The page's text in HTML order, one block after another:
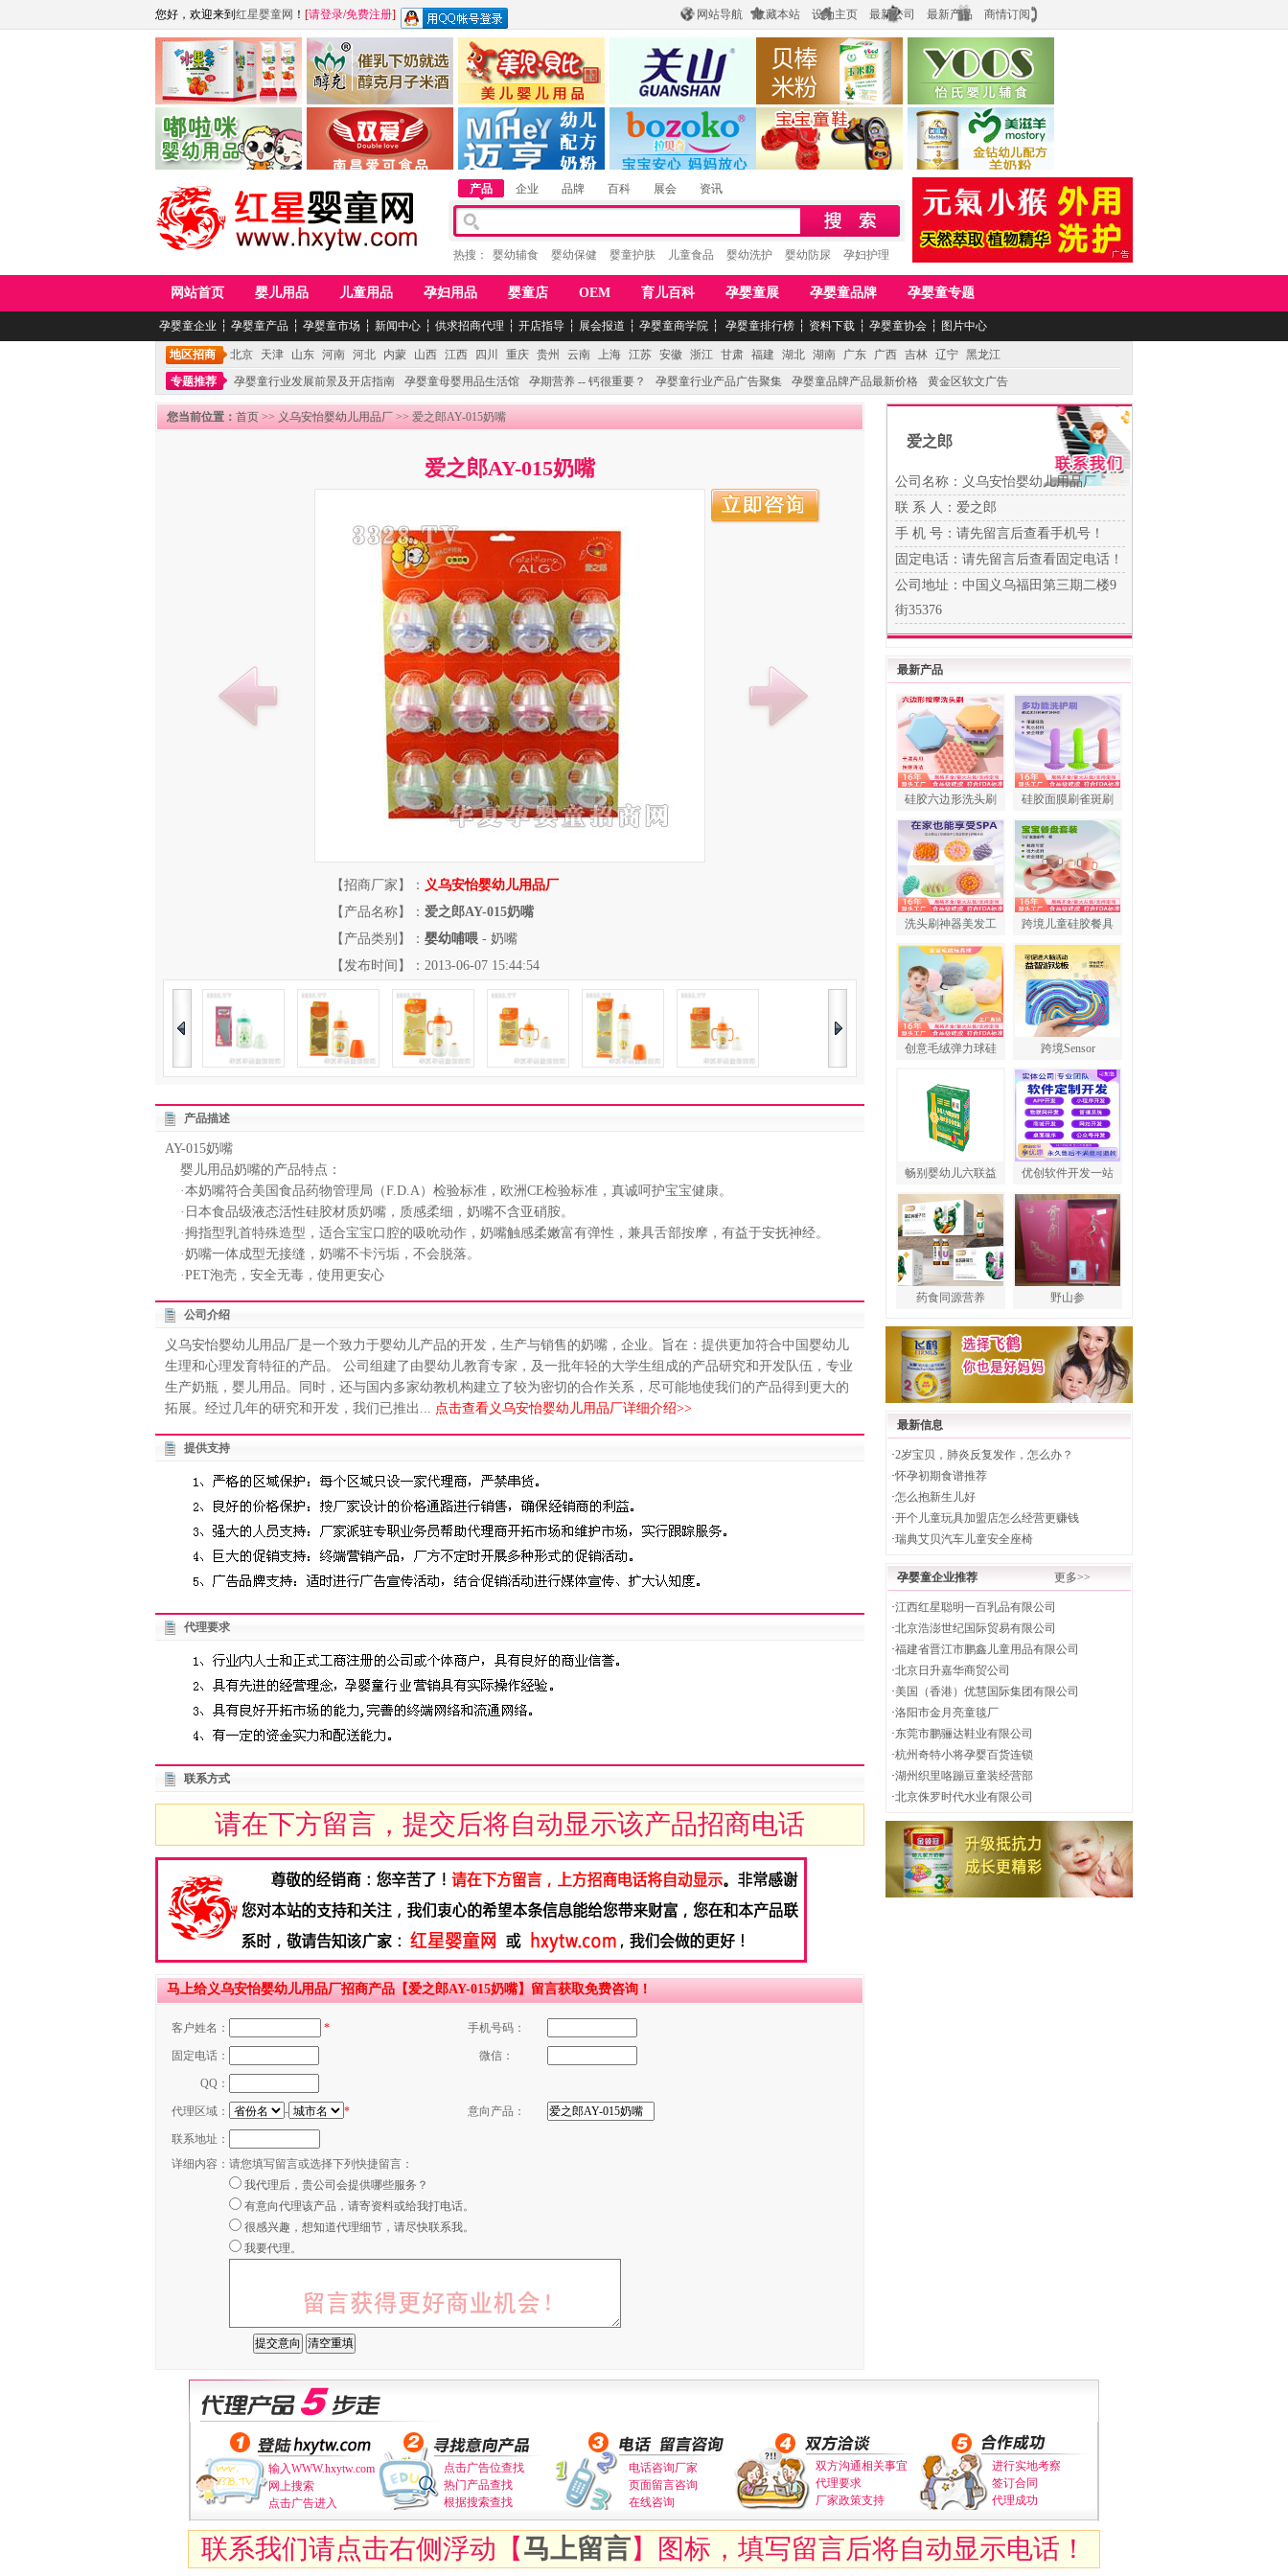
网站导航 收藏本站 设为主页 最新公司 最新产品 商情订阅
您好，欢迎来到 红星婴童网 ！ [请登录/免费注册]
江西麦嘟嘟食品有限公司
青岛嘟啦咪婴幼儿用品公司
江西醇之客月子米酒 惠州市美儿婴儿用品公司
湖南迈亨母婴用品有限公司
陕西关山乳业有限公司
香港欧嘻高婴童用品公司
江西贝棒儿童食品 上海怡氏食品科技有限公司
湖南美滋生物科技有限公司
产品 企业 品牌 百科 展会 资讯
热搜： 婴幼辅食 婴幼保健 婴童护肤 儿童食品 婴幼洗护 婴幼防尿 孕妇护理
网站首页 婴儿用品 儿童用品 孕妇用品 婴童店 OEM 育儿百科 孕婴童展 孕婴童品牌 孕婴童专题
孕婴童企业 ┆ 孕婴童产品 ┆ 孕婴童市场 ┆ 新闻中心 ┆ 供求招商代理 ┆ 开店指导 ┆ 展会报道 ┆ 孕婴童商学院 ┆ 孕婴童排行榜 ┆ 资料下载 ┆ 孕婴童协会 ┆ 图片中心
地区招商 北京 天津 山东 河南 河北 内蒙 山西 江西 四川 重庆 贵州 云南 上海 江苏 安徽 浙江 甘肃 福建 湖北 湖南 广东 广西 吉林 辽宁 黑龙江
专题推荐
孕婴童行业发展前景及开店指南 孕婴童母婴用品生活馆 孕期营养 -- 钙很重要？ 孕婴童行业产品广告聚集 孕婴童品牌产品最新价格 黄金区软文广告
您当前位置： 首页 >> 义乌安怡婴幼儿用品厂 >> 爱之郎AY-015奶嘴
爱之郎AY-015奶嘴
【招商厂家】： 义乌安怡婴幼儿用品厂
【产品名称】： 爱之郎AY-015奶嘴
【产品类别】： 婴幼哺喂 - 奶嘴
【发布时间】：2013-06-07 15:44:54
产品描述
AY-015奶嘴
婴儿用品奶嘴的产品特点：
·本奶嘴符合美国食品药物管理局（F.D.A）检验标准，欧洲CE检验标准，真诚呵护宝宝健康。
·日本食品级液态活性硅胶材质奶嘴，质感柔细，奶嘴不含亚硝胺。
·拇指型乳首特殊造型，适合宝宝口腔的吸吮动作，奶嘴触感柔嫩富有弹性，兼具舌部按摩，有益于安抚神经。
·奶嘴一体成型无接缝，奶嘴不卡污垢，不会脱落。
·PET泡壳，安全无毒，使用更安心
公司介绍
义乌安怡婴幼儿用品厂是一个致力于婴幼儿产品的开发，生产与销售的奶嘴，企业。旨在：提供更加符合中国婴幼儿
生理和心理发育特征的产品。 公司组建了由婴幼儿教育专家，及一批年轻的大学生组成的产品研究和开发队伍，专业
生产奶瓶，婴儿用品。同时，还与国内多家幼教机构建立了较为密切的合作关系，尽可能地使我们的产品得到更大的
拓展。经过几年的研究和开发，我们已推出... 点击查看义乌安怡婴幼儿用品厂详细介绍>>
提供支持
代理要求
联系方式
请在下方留言，提交后将自动显示该产品招商电话
马上给义乌安怡婴幼儿用品厂招商产品【爱之郎AY-015奶嘴】留言获取免费咨询！
客户姓名： * 手机号码：
固定电话： 微信：
QQ：
代理区域： - * 意向产品：
联系地址：
详细内容： 请您填写留言或选择下列快捷留言：
我代理后，贵公司会提供哪些服务？
有意向代理该产品，请寄资料或给我打电话。
很感兴趣，想知道代理细节，请尽快联系我。
我要代理。
爱之郎
公司名称：义乌安怡婴幼儿用品厂
联 系 人：爱之郎
手 机 号： 请先留言后查看手机号！
固定电话： 请先留言后查看固定电话！
公司地址：中国义乌福田第三期二楼9
街35376
最新产品
硅胶六边形洗头刷 硅胶面膜刷雀斑刷
洗头刷神器美发工 跨境儿童硅胶餐具
创意毛绒弹力球硅 跨境Sensor
畅别婴幼儿六联益 优创软件开发一站
药食同源营养 野山参
最新信息
·2岁宝贝，肺炎反复发作，怎么办？
·怀孕初期食谱推荐
·怎么抱新生儿好
·开个儿童玩具加盟店怎么经营更赚钱
·瑞典艾贝汽车儿童安全座椅
孕婴童企业推荐 更多>>
·江西红星聪明一百乳品有限公司
·北京浩澎世纪国际贸易有限公司
·福建省晋江市鹏鑫儿童用品有限公司
·北京日升嘉华商贸公司
·美国（香港）优慧国际集团有限公司
·洛阳市金月亮童毯厂
·东莞市鹏骊达鞋业有限公司
·杭州奇特小将孕婴百货连锁
·湖州织里咯蹦豆童装经营部
·北京侏罗时代水业有限公司
输入WWW.hxytw.com
网上搜索
点击广告进入
点击广告位查找
热门产品查找
根据搜索查找
电话咨询厂家
页面留言咨询
在线咨询
双方沟通相关事宜
代理要求
厂家政策支持
进行实地考察
签订合同
代理成功
联系我们请点击右侧浮动【马上留言】图标，填写留言后将自动显示电话！